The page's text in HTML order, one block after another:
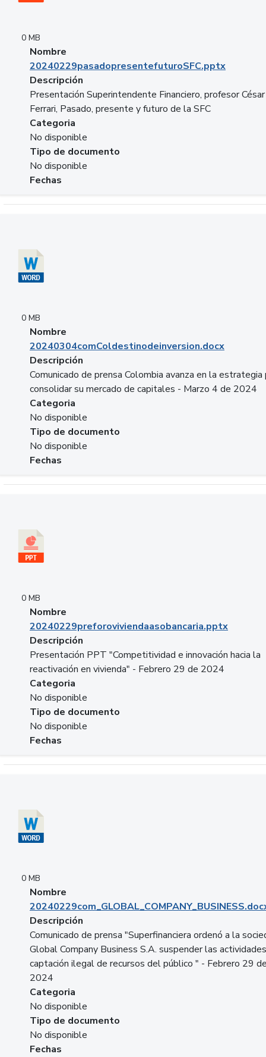
0 MB
Nombre
20240229pasadopresentefuturoSFC.pptx
Descripción
Presentación Superintendente Financiero, profesor César
Ferrari, Pasado, presente y futuro de la SFC
Categoria
No disponible
Tipo de documento
No disponible
Fechas
0 MB
Nombre
20240304comColdestinodeinversion.docx
Descripción
Comunicado de prensa Colombia avanza en la estrategia
consolidar su mercado de capitales - Marzo 4 de 2024
Categoria
No disponible
Tipo de documento
No disponible
Fechas
0 MB
Nombre
20240229preforoviviendaasobancaria.pptx
Descripción
Presentación PPT "Competitividad e innovación hacia la
reactivación en vivienda" - Febrero 29 de 2024
Categoria
No disponible
Tipo de documento
No disponible
Fechas
0 MB
Nombre
Descripción
Comunicado de prensa "Superfinanciera ordenó a la
Global Company Business S.A. suspender las
captación ilegal de recursos del público " - Febrero 29
2024
Categoria
No disponible
Tipo de documento
No disponible
Fechas